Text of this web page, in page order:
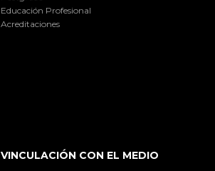
Educación Profesional
Acreditaciones
VINCULACIÓN CON EL MEDIO